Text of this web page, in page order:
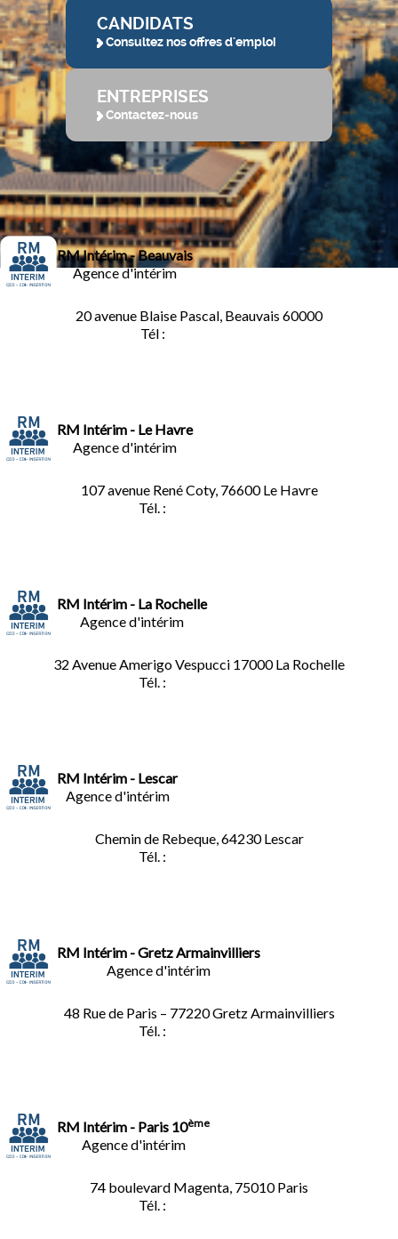
CANDIDATS
Consultez nos offres d'emploi
ENTREPRISES
Contactez-nous
RM Intérim - Beauvais
Agence d'intérim
20 avenue Blaise Pascal, Beauvais 60000
Tél :
RM Intérim - Le Havre
Agence d'intérim
107 avenue René Coty, 76600 Le Havre
Tél. :
RM Intérim - La Rochelle
Agence d'intérim
32 Avenue Amerigo Vespucci 17000 La Rochelle
Tél. :
RM Intérim - Lescar
Agence d'intérim
Chemin de Rebeque, 64230 Lescar
Tél. :
RM Intérim - Gretz Armainvilliers
Agence d'intérim
48 Rue de Paris – 77220 Gretz Armainvilliers
Tél. :
RM Intérim - Paris 10ème
Agence d'intérim
74 boulevard Magenta, 75010 Paris
Tél. :